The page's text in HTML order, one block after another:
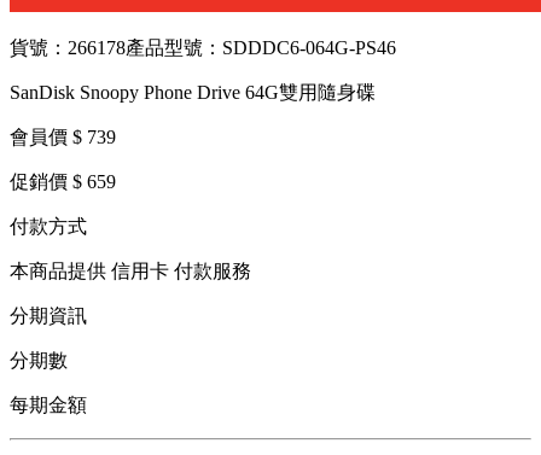
貨號：266178產品型號：SDDDC6-064G-PS46
SanDisk Snoopy Phone Drive 64G雙用隨身碟
會員價 $ 739
促銷價 $ 659
付款方式
本商品提供 信用卡 付款服務
分期資訊
分期數
每期金額